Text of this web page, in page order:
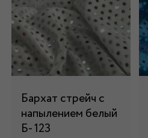
Бархат стрейч с
напылением белый
Б- 123